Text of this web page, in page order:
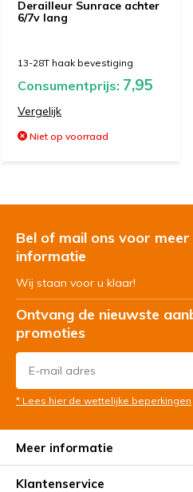
Derailleur Sunrace achter
6/7v lang
13-28T haak bevestiging
Consumentprijs: 7,95
Vergelijk
Niet op voorraad
Bel of mail ons voor meer
informatie
Wij staan voor u klaar!
Ontvang de nieuwste
promoties
* Lees hier de wettelijke beperkingen
Meer informatie
Klantenservice